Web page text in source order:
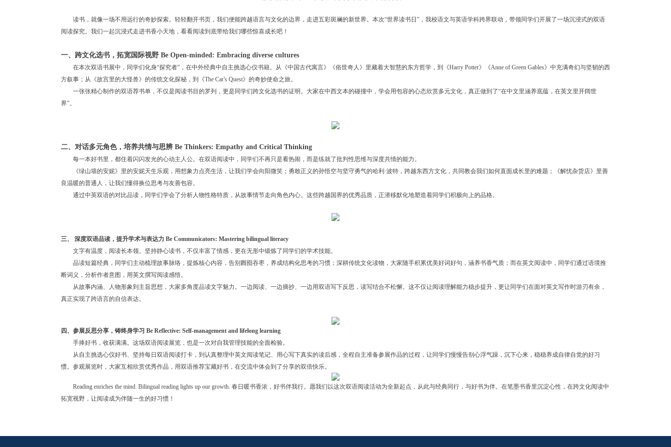
读书，就像一场不用远行的奇妙探索。轻轻翻开书页，我们便能跨越语言与文化的边界，走进五彩斑斓的新世界。本次“世界读书日”，我校语文与英语学科跨界联动，带领同学们开展了一场沉浸式的双语
阅读探究。我们一起沉浸式走进书香小天地，看看阅读到底带给我们哪些惊喜成长吧！
一、跨文化选书，拓宽国际视野 Be Open-minded: Embracing diverse cultures
在本次双语书展中，同学们化身“探究者”，在中外经典中自主挑选心仪书籍。从《中国古代寓言》《俗世奇人》里藏着大智慧的东方哲学，到《Harry Potter》《Anne of Green Gables》中充满奇幻与坚韧的西
方叙事；从《故宫里的大怪兽》的传统文化探秘，到《The Cat’s Quest》的奇妙使命之旅。
一张张精心制作的双语荐书单，不仅是阅读书目的罗列，更是同学们跨文化选书的证明。大家在中西文本的碰撞中，学会用包容的心态欣赏多元文化，真正做到了“在中文里涵养底蕴，在英文里开阔世
界”。
二、对话多元角色，培养共情与思辨 Be Thinkers: Empathy and Critical Thinking
每一本好书里，都住着闪闪发光的心动主人公。在双语阅读中，同学们不再只是看热闹，而是练就了批判性思维与深度共情的能力。
《绿山墙的安妮》里的安妮天生乐观，用想象力点亮生活，让我们学会向阳微笑；勇敢正义的孙悟空与坚守勇气的哈利·波特，跨越东西方文化，共同教会我们如何直面成长里的难题；《解忧杂货店》里善
良温暖的普通人，让我们懂得换位思考与友善包容。
通过中英双语的对比品读，同学们学会了分析人物性格特质，从故事情节走向角色内心。这些跨越国界的优秀品质，正潜移默化地塑造着同学们积极向上的品格。
三、 深度双语品读，提升学术与表达力 Be Communicators: Mastering bilingual literacy
文字有温度，阅读长本领。坚持静心读书，不仅丰富了情感，更在无形中锻炼了同学们的学术技能。
品读短篇经典，同学们主动梳理故事脉络，提炼核心内容，告别囫囵吞枣，养成结构化思考的习惯；深耕传统文化读物，大家随手积累优美好词好句，涵养书香气质；而在英文阅读中，同学们通过语境推
断词义，分析作者意图，用英文撰写阅读感悟。
从故事内涵、人物形象到主旨思想，大家多角度品读文字魅力。一边阅读、一边摘抄、一边用双语写下反思，读写结合不松懈。这不仅让阅读理解能力稳步提升，更让同学们在面对英文写作时游刃有余，
真正实现了跨语言的自信表达。
四、参展反思分享，铸终身学习 Be Reflective: Self-management and lifelong learning
手捧好书，收获满满。这场双语阅读展览，也是一次对自我管理技能的全面检验。
从自主挑选心仪好书、坚持每日双语阅读打卡，到认真整理中英文阅读笔记、用心写下真实的读后感，全程自主准备参展作品的过程，让同学们慢慢告别心浮气躁，沉下心来，稳稳养成自律自觉的好习
惯。参观展览时，大家互相欣赏优秀作品，用双语推荐宝藏好书，在交流中体会到了分享的双倍快乐。
Reading enriches the mind. Bilingual reading lights up our growth. 春日暖书香浓，好书伴我行。愿我们以这次双语阅读活动为全新起点，从此与经典同行，与好书为伴。在笔墨书香里沉淀心性，在跨文化阅读中
拓宽视野，让阅读成为伴随一生的好习惯！